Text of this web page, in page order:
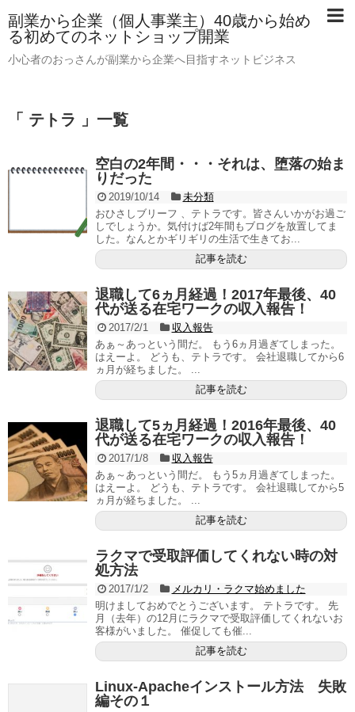
副業から企業（個人事業主）40歳から始め
る初めてのネットショップ開業
小心者のおっさんが副業から企業へ目指すネットビジネス
「 テトラ 」一覧
空白の2年間・・・それは、堕落の始ま
りだった
2019/10/14
未分類
おひさしブリーフ 、テトラです。皆さんいかがお過ご
しでしょうか。気付けば2年間もブログを放置してま
した。なんとかギリギリの生活で生きてお...
記事を読む
退職して6ヵ月経過！2017年最後、40
代が送る在宅ワークの収入報告！
2017/2/1
収入報告
あぁ～あっという間だ。 もう6ヵ月過ぎてしまった。
はえーよ。 どうも、テトラです。 会社退職してから6
ヵ月が経ちました。 ...
記事を読む
退職して5ヵ月経過！2016年最後、40
代が送る在宅ワークの収入報告！
2017/1/8
収入報告
あぁ～あっという間だ。 もう5ヵ月過ぎてしまった。
はえーよ。 どうも、テトラです。 会社退職してから5
ヵ月が経ちました。 ...
記事を読む
ラクマで受取評価してくれない時の対
処方法
2017/1/2
メルカリ・ラクマ始めました
明けましておめでとうございます。 テトラです。 先
月（去年）の12月にラクマで受取評価してくれないお
客様がいました。 催促しても催...
記事を読む
Linux-Apacheインストール方法 失敗
編その１